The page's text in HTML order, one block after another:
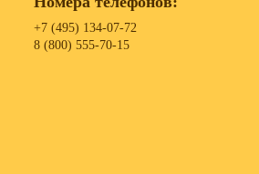
+7 (495) 134-07-72
8 (800) 555-70-15